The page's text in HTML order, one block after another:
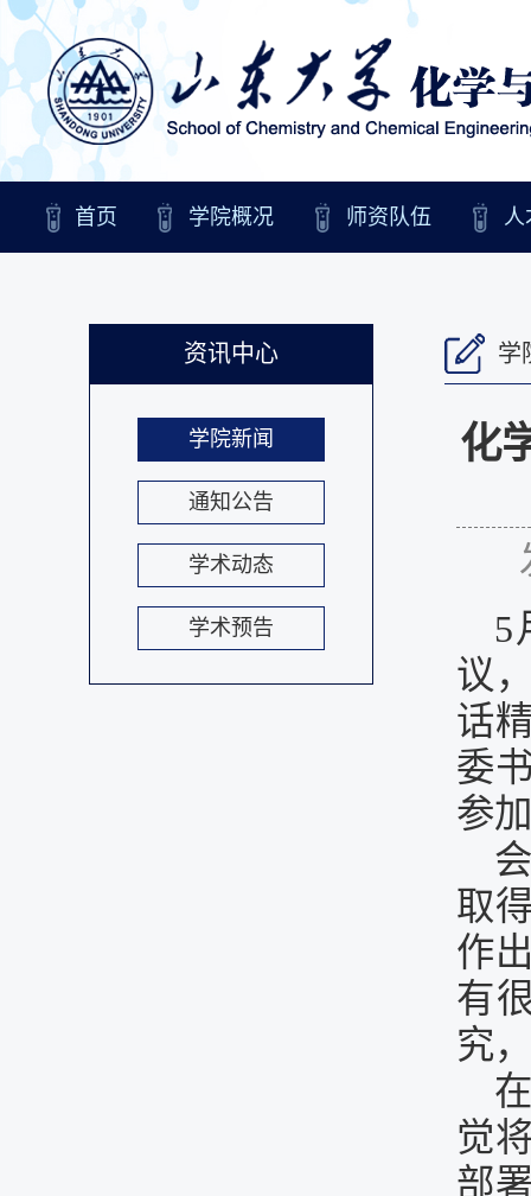
首页 学院概况 师资队伍 人
资讯中心
学院新闻
通知公告
学术动态
学术预告
学
化
5
议
话
委
参
取
作
有
究
觉
部